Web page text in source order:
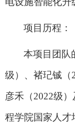
项目历程：
本项目团队
级）、褚玘铖（
彦禾（2022级）
程学院国家人才